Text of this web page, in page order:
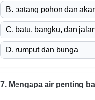
B. batang pohon dan akar
C. batu, bangku, dan
D. rumput dan bunga
7. Mengapa air penting